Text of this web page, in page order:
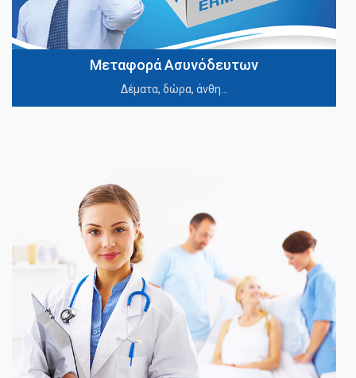
Μεταφορά Ασυνόδευτων
Δέματα, δώρα, άνθη…